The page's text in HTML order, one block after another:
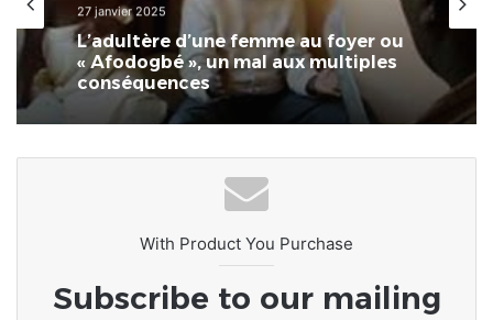
27 janvier 2025
L’adultère d’une femme au foyer ou
« Afodogbé », un mal aux multiples
conséquences
With Product You Purchase
Subscribe to our mailing